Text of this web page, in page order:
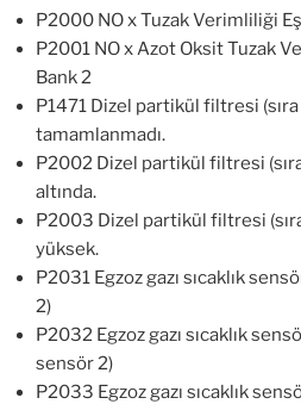
P2000 NO x Tuzak Verimliliği
P2001 NO x Azot Oksit Tuzak
Bank 2
P1471 Dizel partikül filtresi
tamamlanmadı.
P2002 Dizel partikül filtresi
altında.
P2003 Dizel partikül filtresi
yüksek.
P2031 Egzoz gazı sıcaklık
2)
P2032 Egzoz gazı sıcaklık
sensör 2)
P2033 Egzoz gazı sıcaklık